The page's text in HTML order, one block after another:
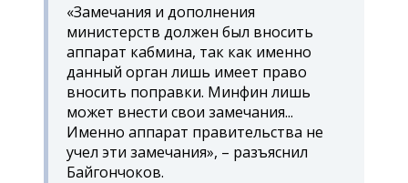
«Замечания и дополнения
министерств должен был вносить
аппарат кабмина, так как именно
данный орган лишь имеет право
вносить поправки. Минфин лишь
может внести свои замечания...
Именно аппарат правительства не
учел эти замечания», – разъяснил
Байгончоков.